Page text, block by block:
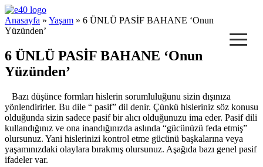
e40 Blog ≡
Anasayfa » Yaşam » 6 ÜNLÜ PASİF BAHANE ‘Onun
Yüzünden’
6 ÜNLÜ PASİF BAHANE ‘Onun
Yüzünden’
Bazı düşünce formları hislerin sorumluluğunu sizin dışınıza
yönlendirirler. Bu dile “ pasif” dil denir. Çünkü hisleriniz söz konusu
olduğunda sizin sadece pasif bir alıcı olduğunuzu ima eder. Pasif dili
kullandığınız ve ona inandığınızda aslında “gücünüzü feda etmiş”
olursunuz. Yani hislerinizi kontrol etme gücünü başkalarına veya
yaşamınızdaki olaylara bırakmış olursunuz. Aşağıda bazı genel pasif
ifadeler var.